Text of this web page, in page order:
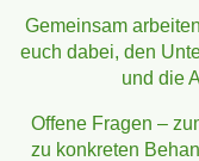
Gemeinsam
euch dabei, den
und die
Offene Fragen –
zu konkreten